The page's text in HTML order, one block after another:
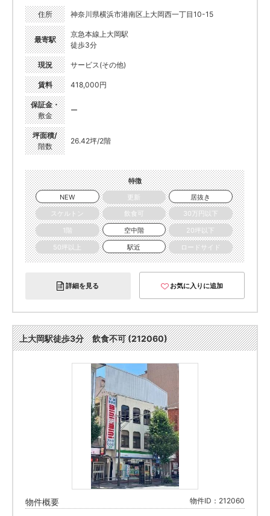
住所 神奈川県横浜市港南区上大岡西一丁目10-15
最寄駅
京急本線上大岡駅
徒歩3分
現況 サービス(その他)
賃料 418,000円
保証金・
敷金
ー
坪面積/
階数
26.42坪/2階
特徴
NEW
更新
居抜き
スケルトン
飲食可
30万円以下
1階
空中階
20坪以下
50坪以上
駅近 ロードサイド
詳細を見る お気に入りに追加
上大岡駅徒歩3分 飲食不可 (212060)
物件概要 物件ID：212060